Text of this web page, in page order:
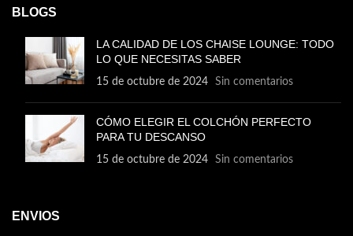
BLOGS
LA CALIDAD DE LOS CHAISE LOUNGE: TODO
LO QUE NECESITAS SABER
15 de octubre de 2024 Sin comentarios
CÓMO ELEGIR EL COLCHÓN PERFECTO
PARA TU DESCANSO
15 de octubre de 2024 Sin comentarios
ENVIOS